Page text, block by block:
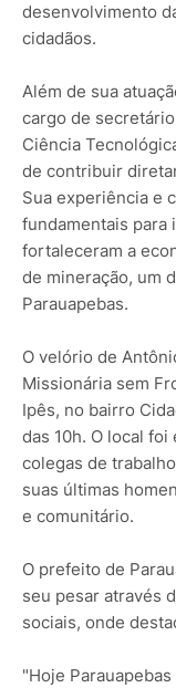
desenvolvimento
cidadãos.
Além de sua
cargo de
Ciência
de contribuir
Sua experiência e
fundamentais para
fortaleceram a
de mineração, um
Parauapebas.
O velório de
Missionária sem
Ipês, no bairro
das 10h. O local
colegas de
suas últimas
e comunitário.
O prefeito de
seu pesar através
sociais, onde
"Hoje